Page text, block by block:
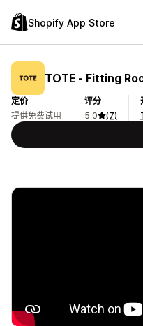
Shopify App Store
TOTE ‑ Fitting
定价
提供免费试用
评分
5.0
(7)